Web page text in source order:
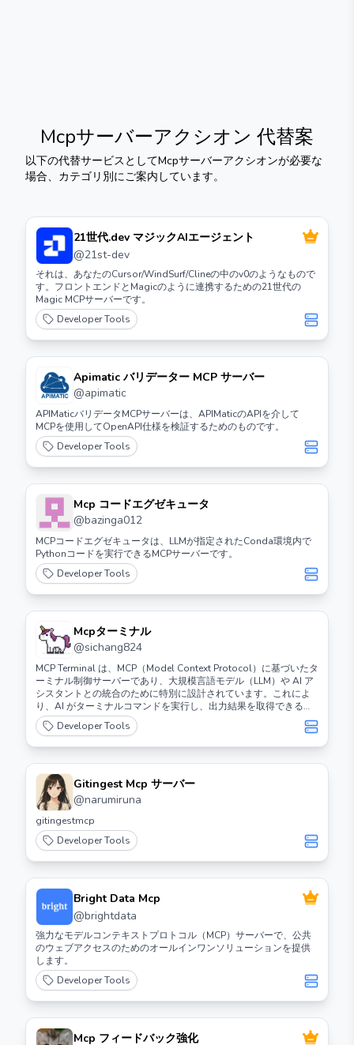
Mcpサーバーアクシオン 代替案
以下の代替サービスとしてMcpサーバーアクシオンが必要な
場合、カテゴリ別にご案内しています。
21世代.dev マジックAIエージェント
@21st-dev
それは、あなたのCursor/WindSurf/Clineの中のv0のようなもので
す。フロントエンドとMagicのように連携するための21世代の
Magic MCPサーバーです。
Developer Tools
Apimatic バリデーター MCP サーバー
@apimatic
APIMaticバリデータMCPサーバーは、APIMaticのAPIを介して
MCPを使用してOpenAPI仕様を検証するためのものです。
Developer Tools
Mcp コードエグゼキュータ
@bazinga012
MCPコードエグゼキュータは、LLMが指定されたConda環境内で
Pythonコードを実行できるMCPサーバーです。
Developer Tools
Mcpターミナル
@sichang824
MCP Terminal は、MCP（Model Context Protocol）に基づいたタ
ーミナル制御サーバーであり、大規模言語モデル（LLM）や AI ア
シスタントとの統合のために特別に設計されています。これによ
り、AI がターミナルコマンドを実行し、出力結果を取得できる標
準化されたインターフェースを提供します。
Developer Tools
Gitingest Mcp サーバー
@narumiruna
gitingestmcp
Developer Tools
Bright Data Mcp
@brightdata
強力なモデルコンテキストプロトコル（MCP）サーバーで、公共
のウェブアクセスのためのオールインワンソリューションを提供
します。
Developer Tools
Mcp フィードバック強化